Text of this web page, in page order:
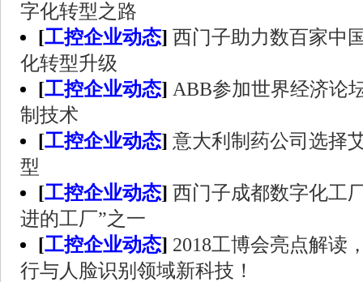
字化转型之路
[工控企业动态] 西门子助力数百家中
化转型升级
[工控企业动态] ABB参加世界经济论
制技术
[工控企业动态] 意大利制药公司选择
型
[工控企业动态] 西门子成都数字化工
进的工厂”之一
[工控企业动态] 2018工博会亮点解读
行与人脸识别领域新科技！